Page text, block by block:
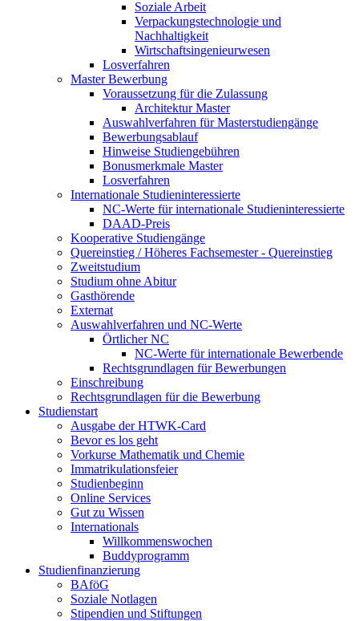
Soziale Arbeit
Verpackungstechnologie und
Nachhaltigkeit
Wirtschaftsingenieurwesen
Losverfahren
Master Bewerbung
Voraussetzung für die Zulassung
Architektur Master
Auswahlverfahren für Masterstudiengänge
Bewerbungsablauf
Hinweise Studiengebühren
Bonusmerkmale Master
Losverfahren
Internationale Studieninteressierte
NC-Werte für internationale Studieninteressierte
DAAD-Preis
Kooperative Studiengänge
Quereinstieg / Höheres Fachsemester - Quereinstieg
Zweitstudium
Studium ohne Abitur
Gasthörende
Externat
Auswahlverfahren und NC-Werte
Örtlicher NC
NC-Werte für internationale Bewerbende
Rechtsgrundlagen für Bewerbungen
Einschreibung
Rechtsgrundlagen für die Bewerbung
Studienstart
Ausgabe der HTWK-Card
Bevor es los geht
Vorkurse Mathematik und Chemie
Immatrikulationsfeier
Studienbeginn
Online Services
Gut zu Wissen
Internationals
Willkommenswochen
Buddyprogramm
Studienfinanzierung
BAföG
Soziale Notlagen
Stipendien und Stiftungen